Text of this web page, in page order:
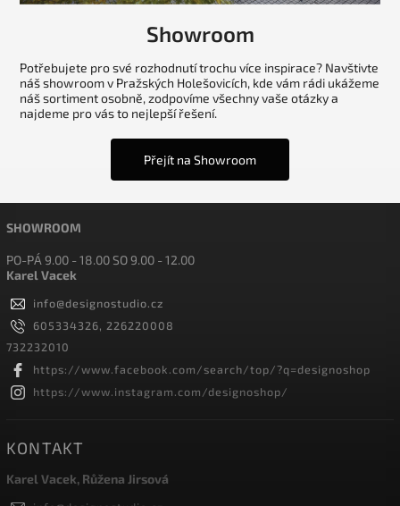
Showroom
Potřebujete pro své rozhodnutí trochu více inspirace? Navštivte
náš showroom v Pražských Holešovicích, kde vám rádi ukážeme
náš sortiment osobně, zodpovíme všechny vaše otázky a
najdeme pro vás to nejlepší řešení.
Přejít na Showroom
SHOWROOM
PO-PÁ 9.00 - 18.00 SO 9.00 - 12.00
Karel Vacek
info@designostudio.cz
605334326, 226220008
732232010
https://www.facebook.com/search/top/?q=designoshop
https://www.instagram.com/designoshop/
KONTAKT
Karel Vacek, Růžena Jirsová